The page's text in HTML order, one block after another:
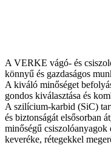
A VERKE vágó- és
könnyű és gazdaságos
A kiváló minőséget
gondos kiválasztása és
A szilícium-karbid (SiC)
és biztonságát elsősorban
minőségű csiszolóanyagok
keveréke, rétegekkel